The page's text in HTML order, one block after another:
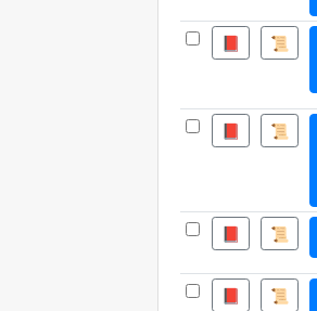
📕 📜
📕 📜
📕 📜
📕 📜